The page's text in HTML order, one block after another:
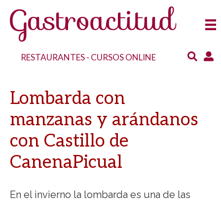
RESTAURANTES- CURSOS ONLINE
Lombarda con
manzanas y arándanos
con Castillo de
CanenaPicual
En el invierno la lombarda es una de las